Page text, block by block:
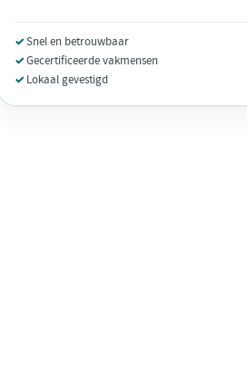
Snel en betrouwbaar
Gecertificeerde vakmensen
Lokaal gevestigd